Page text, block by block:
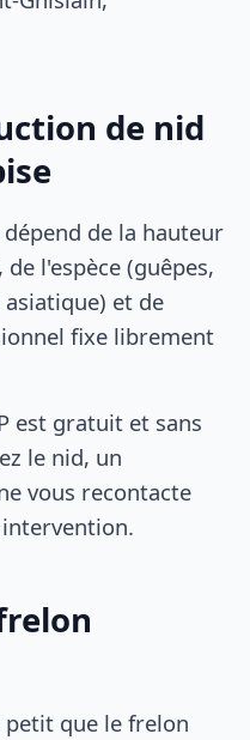
de nid
de la hauteur
l'espèce (guêpes,
et de
fixe librement
est gratuit et sans
le nid, un
vous recontacte
que le frelon